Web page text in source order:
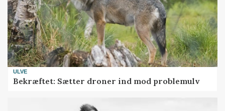
ULVE
Bekræftet: Sætter droner ind mod problemulv